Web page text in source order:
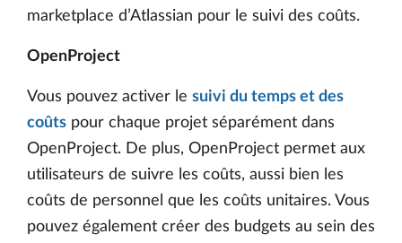
marketplace d’Atlassian pour le suivi des coûts.
OpenProject
Vous pouvez activer le suivi du temps et des
coûts pour chaque projet séparément dans
OpenProject. De plus, OpenProject permet aux
utilisateurs de suivre les coûts, aussi bien les
coûts de personnel que les coûts unitaires. Vous
pouvez également créer des budgets au sein des